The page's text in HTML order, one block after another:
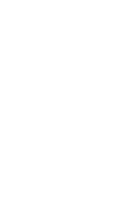
Arasa. Leia nossos
Arasa. Leia nossos